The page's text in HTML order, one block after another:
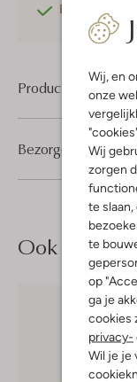
Wij, en
onze
Wij
zorgen
te
te
op
ga je
cookies
privacy-
Wil je je
Betaal achteraf
Product informatie
Bezorgen &
Ook iets